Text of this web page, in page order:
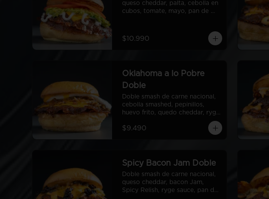
queso cheddar, palta, cebolla en
cubos, tomate, mayo, pan de
$10.990
Oklahoma a lo Pobre
Doble
Doble smash de carne nacional,
cebolla smashed, pepinillos,
huevo frito, quedo cheddar, ryge
$9.490
Spicy Bacon Jam Doble
Doble smash de carne nacional,
queso cheddar, bacon Jam,
Spicy Relish, ryge sauce, pan de